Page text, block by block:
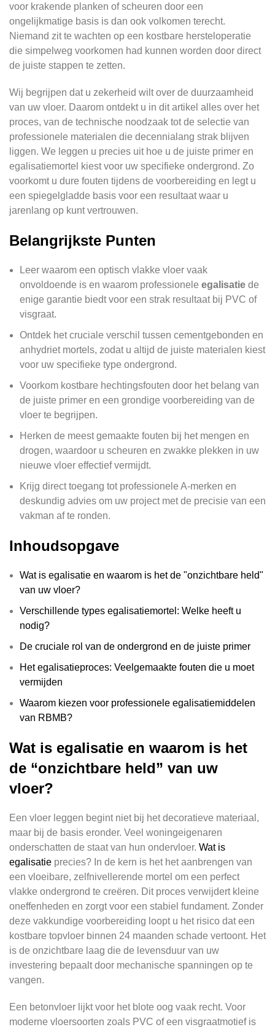
voor krakende planken of scheuren door een
ongelijkmatige basis is dan ook volkomen terecht.
Niemand zit te wachten op een kostbare hersteloperatie
die simpelweg voorkomen had kunnen worden door direct
de juiste stappen te zetten.
Wij begrijpen dat u zekerheid wilt over de duurzaamheid
van uw vloer. Daarom ontdekt u in dit artikel alles over het
proces, van de technische noodzaak tot de selectie van
professionele materialen die decennialang strak blijven
liggen. We leggen u precies uit hoe u de juiste primer en
egalisatiemortel kiest voor uw specifieke ondergrond. Zo
voorkomt u dure fouten tijdens de voorbereiding en legt u
een spiegelgladde basis voor een resultaat waar u
jarenlang op kunt vertrouwen.
Belangrijkste Punten
Leer waarom een optisch vlakke vloer vaak
onvoldoende is en waarom professionele egalisatie de
enige garantie biedt voor een strak resultaat bij PVC of
visgraat.
Ontdek het cruciale verschil tussen cementgebonden en
anhydriet mortels, zodat u altijd de juiste materialen kiest
voor uw specifieke type ondergrond.
Voorkom kostbare hechtingsfouten door het belang van
de juiste primer en een grondige voorbereiding van de
vloer te begrijpen.
Herken de meest gemaakte fouten bij het mengen en
drogen, waardoor u scheuren en zwakke plekken in uw
nieuwe vloer effectief vermijdt.
Krijg direct toegang tot professionele A-merken en
deskundig advies om uw project met de precisie van een
vakman af te ronden.
Inhoudsopgave
Wat is egalisatie en waarom is het de "onzichtbare held"
van uw vloer?
Verschillende types egalisatiemortel: Welke heeft u
nodig?
De cruciale rol van de ondergrond en de juiste primer
Het egalisatieproces: Veelgemaakte fouten die u moet
vermijden
Waarom kiezen voor professionele egalisatiemiddelen
van RBMB?
Wat is egalisatie en waarom is het
de “onzichtbare held” van uw
vloer?
Een vloer leggen begint niet bij het decoratieve materiaal,
maar bij de basis eronder. Veel woningeigenaren
onderschatten de staat van hun ondervloer. Wat is
egalisatie precies? In de kern is het het aanbrengen van
een vloeibare, zelfnivellerende mortel om een perfect
vlakke ondergrond te creëren. Dit proces verwijdert kleine
oneffenheden en zorgt voor een stabiel fundament. Zonder
deze vakkundige voorbereiding loopt u het risico dat een
kostbare topvloer binnen 24 maanden schade vertoont. Het
is de onzichtbare laag die de levensduur van uw
investering bepaalt door mechanische spanningen op te
vangen.
Een betonvloer lijkt voor het blote oog vaak recht. Voor
moderne vloersoorten zoals PVC of een visgraatmotief is